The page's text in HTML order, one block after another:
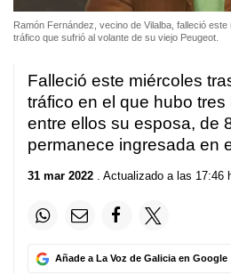
Ramón Fernández, vecino de Vilalba, falleció
tráfico que sufrió al volante de su viejo Peugeot.
Falleció este miércoles
tráfico en el que hubo tres
entre ellos su esposa, de
permanece ingresada en
31 mar 2022 . Actualizado a las 17:46
Añade a La Voz de Galicia en Google